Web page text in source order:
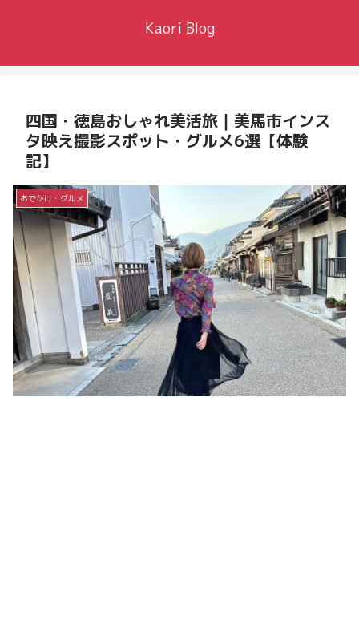
Kaori Blog
四国・徳島おしゃれ美活旅｜美馬市インス
タ映え撮影スポット・グルメ6選【体験
記】
おでかけ・グルメ